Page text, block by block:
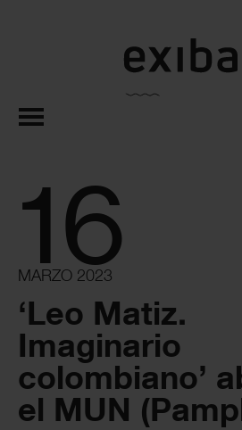
16
MARZO 2023
‘Leo Matiz.
Imaginario
colombiano’
el MUN